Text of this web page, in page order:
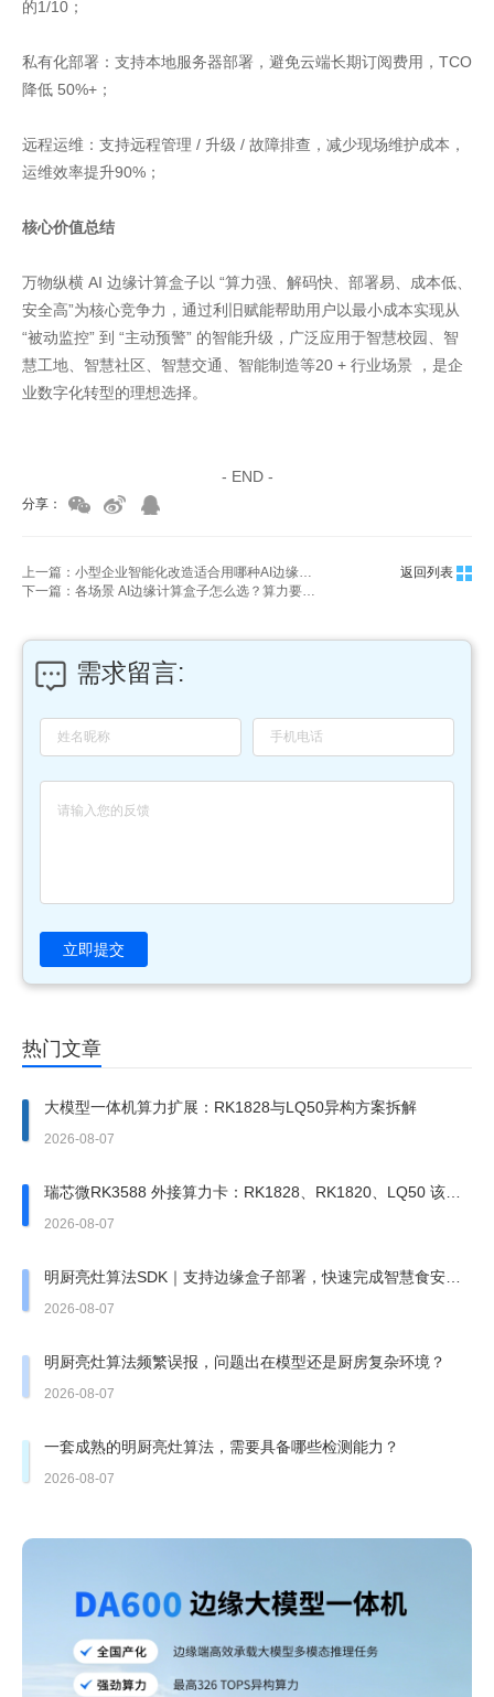
的1/10；
私有化部署：支持本地服务器部署，避免云端长期订阅费用，TCO
降低 50%+；
远程运维：支持远程管理 / 升级 / 故障排查，减少现场维护成本，
运维效率提升90%；
核心价值总结
万物纵横 AI 边缘计算盒子以 “算力强、解码快、部署易、成本低、
安全高”为核心竞争力，通过利旧赋能帮助用户以最小成本实现从
“被动监控” 到 “主动预警” 的智能升级，广泛应用于智慧校园、智
慧工地、智慧社区、智慧交通、智能制造等20 + 行业场景 ，是企
业数字化转型的理想选择。
- END -
分享：
上一篇：小型企业智能化改造适合用哪种AI边缘计算盒子
返回列表
下一篇：各场景 AI边缘计算盒子怎么选？算力要求与选型攻略
需求留言:
立即提交
热门文章
大模型一体机算力扩展：RK1828与LQ50异构方案拆解
2026-08-07
瑞芯微RK3588 外接算力卡：RK1828、RK1820、LQ50 该上
哪一张？
2026-08-07
明厨亮灶算法SDK｜支持边缘盒子部署，快速完成智慧食安改
造
2026-08-07
明厨亮灶算法频繁误报，问题出在模型还是厨房复杂环境？
2026-08-07
一套成熟的明厨亮灶算法，需要具备哪些检测能力？
2026-08-07